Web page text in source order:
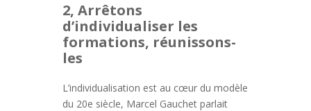
2, Arrêtons
d’individualiser les
formations, réunissons-
les
L’individualisation est au cœur du modèle
du 20e siècle, Marcel Gauchet parlait